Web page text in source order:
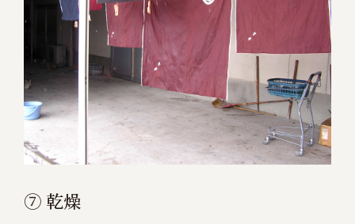
⑦ 乾燥